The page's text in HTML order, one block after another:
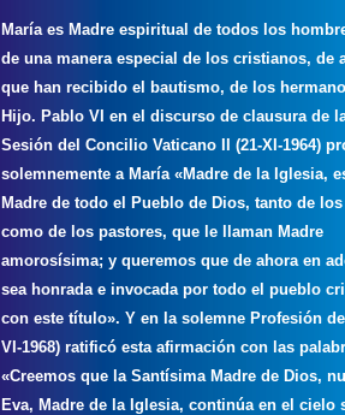
María es Madre espiritual de todos los
de una manera especial de los cristianos, de
que han recibido el bautismo, de los
Hijo. Pablo VI en el discurso de clausura de
Sesión del Concilio Vaticano II (21-XI-1964)
solemnemente a María «Madre de la Iglesia,
Madre de todo el Pueblo de Dios, tanto de
como de los pastores, que le llaman Madre
amorosísima; y queremos que de ahora en
sea honrada e invocada por todo el pueblo
con este título». Y en la solemne Profesión de
VI-1968) ratificó esta afirmación con las
«Creemos que la Santísima Madre de Dios,
Eva, Madre de la Iglesia, continúa en el cielo